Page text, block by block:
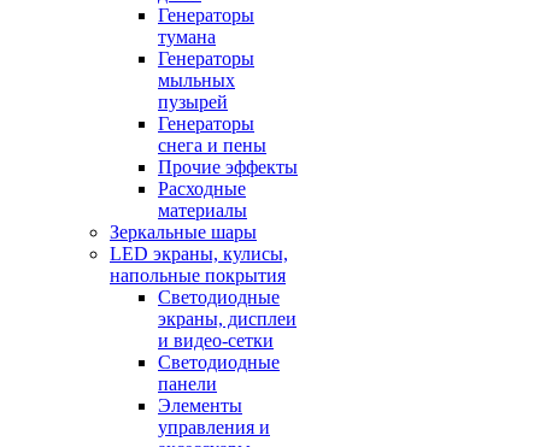
Генераторы
тумана
Генераторы
мыльных
пузырей
Генераторы
снега и пены
Прочие эффекты
Расходные
материалы
Зеркальные шары
LED экраны, кулисы,
напольные покрытия
Светодиодные
экраны, дисплеи
и видео-сетки
Светодиодные
панели
Элементы
управления и